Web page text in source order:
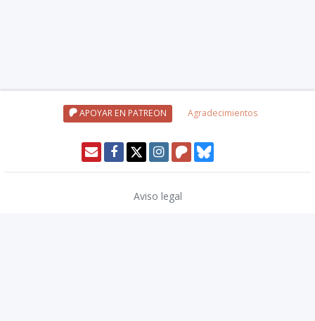
APOYAR EN PATREON Agradecimientos
Aviso legal